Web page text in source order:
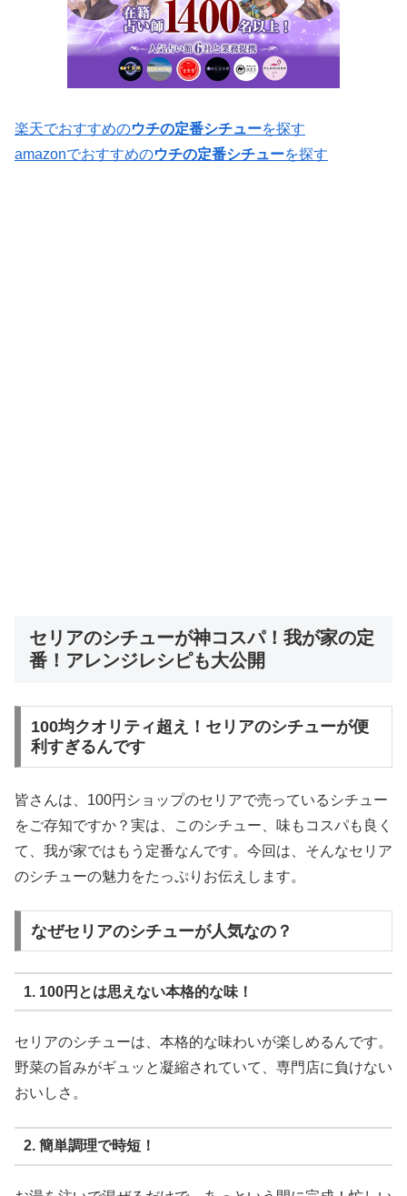
楽天でおすすめのウチの定番シチューを探す
amazonでおすすめのウチの定番シチューを探す
セリアのシチューが神コスパ！我が家の定
番！アレンジレシピも大公開
100均クオリティ超え！セリアのシチューが便
利すぎるんです
皆さんは、100円ショップのセリアで売っているシチュー
をご存知ですか？実は、このシチュー、味もコスパも良く
て、我が家ではもう定番なんです。今回は、そんなセリア
のシチューの魅力をたっぷりお伝えします。
なぜセリアのシチューが人気なの？
1. 100円とは思えない本格的な味！
セリアのシチューは、本格的な味わいが楽しめるんです。
野菜の旨みがギュッと凝縮されていて、専門店に負けない
おいしさ。
2. 簡単調理で時短！